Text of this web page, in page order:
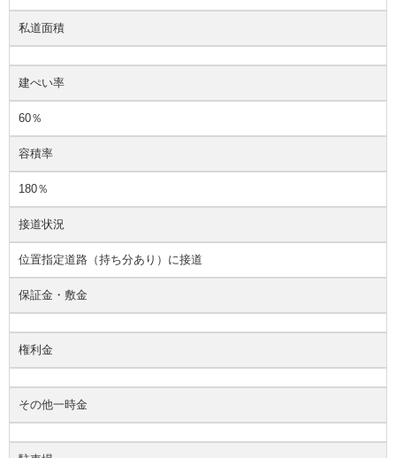
私道面積
建ぺい率
60％
容積率
180％
接道状況
位置指定道路（持ち分あり）に接道
保証金・敷金
権利金
その他一時金